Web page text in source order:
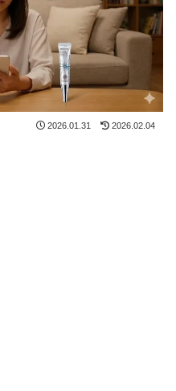
2026.01.31 2026.02.04